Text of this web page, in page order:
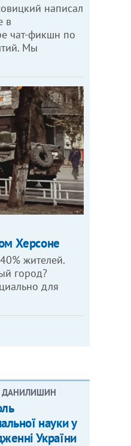
написал
в
чат-фикшн по
Мы
Херсоне
жителей.
город?
для
ДАНИЛИШИН
науки у
України